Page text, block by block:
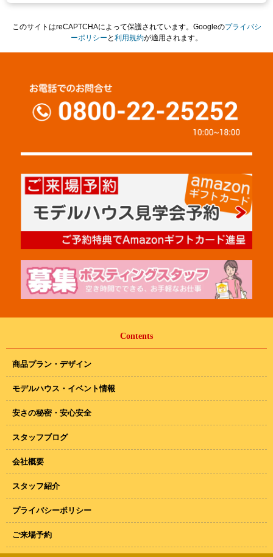
このサイトはreCAPTCHAによって保護されています。Googleのプライバシ
ーポリシー と利用規約が適用されます。
Contents
商品プラン・デザイン
モデルハウス・イベント情報
安さの秘密・安心安全
スタッフブログ
会社概要
スタッフ紹介
プライバシーポリシー
ご来場予約